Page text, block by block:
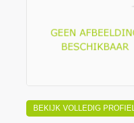
BEKIJK VOLLEDIG PROFIEL